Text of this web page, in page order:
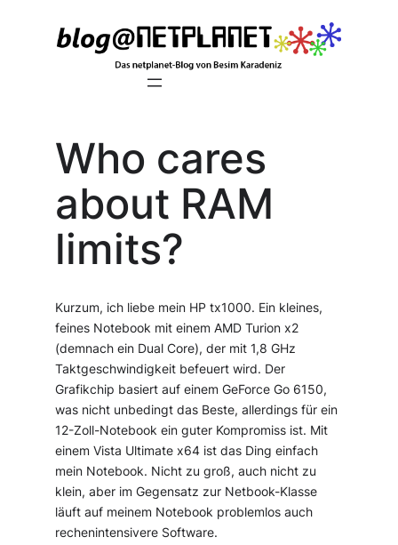
Who cares
about RAM
limits?
Kurzum, ich liebe mein HP tx1000. Ein kleines,
feines Notebook mit einem AMD Turion x2
(demnach ein Dual Core), der mit 1,8 GHz
Taktgeschwindigkeit befeuert wird. Der
Grafikchip basiert auf einem GeForce Go 6150,
was nicht unbedingt das Beste, allerdings für ein
12-Zoll-Notebook ein guter Kompromiss ist. Mit
einem Vista Ultimate x64 ist das Ding einfach
mein Notebook. Nicht zu groß, auch nicht zu
klein, aber im Gegensatz zur Netbook-Klasse
läuft auf meinem Notebook problemlos auch
rechenintensivere Software.